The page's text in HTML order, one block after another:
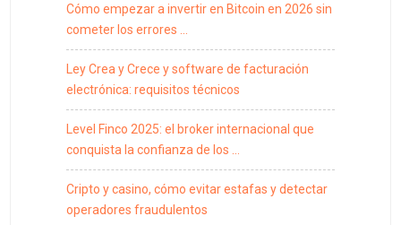
Cómo empezar a invertir en Bitcoin en 2026 sin
cometer los errores …
Ley Crea y Crece y software de facturación
electrónica: requisitos técnicos
Level Finco 2025: el broker internacional que
conquista la confianza de los …
Cripto y casino, cómo evitar estafas y detectar
operadores fraudulentos